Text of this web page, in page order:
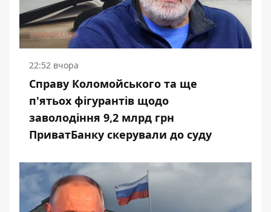
22:52 вчора
Справу Коломойського та ще
п'ятьох фігурантів щодо
заволодіння 9,2 млрд грн
ПриватБанку скерували до суду